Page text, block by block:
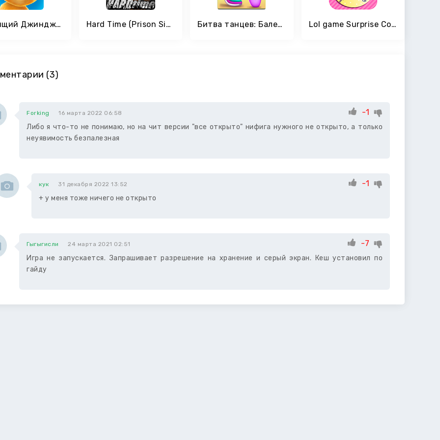
Говорящий Джинджер Hard Time (Prison Sim) Битва танцев: Балет vs хип-хоп Lol game Surprise Confetti pop
(3)
Forking 16 марта 2022 06:58
Либо я что-то не понимаю, но на чит версии "все открыто" нифига нужного не открыто, а только
неуявимость безпалезная
-1
кук 31 декабря 2022 13:52
+ у меня тоже ничего не открыто
-1
Гыгыгисли 24 марта 2021 02:51
Игра не запускается. Запрашивает разрешение на хранение и серый экран. Кеш установил по
гайду
-7